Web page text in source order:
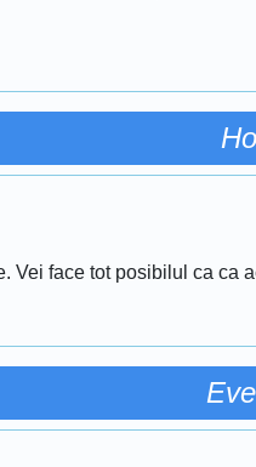
Vei face tot posibilul ca ca